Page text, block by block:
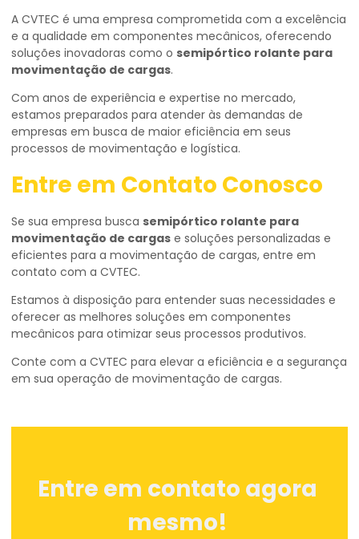
A CVTEC é uma empresa comprometida com a excelência
e a qualidade em componentes mecânicos, oferecendo
soluções inovadoras como o semipórtico rolante para
movimentação de cargas.
Com anos de experiência e expertise no mercado,
estamos preparados para atender às demandas de
empresas em busca de maior eficiência em seus
processos de movimentação e logística.
Entre em Contato Conosco
Se sua empresa busca semipórtico rolante para
movimentação de cargas e soluções personalizadas e
eficientes para a movimentação de cargas, entre em
contato com a CVTEC.
Estamos à disposição para entender suas necessidades e
oferecer as melhores soluções em componentes
mecânicos para otimizar seus processos produtivos.
Conte com a CVTEC para elevar a eficiência e a segurança
em sua operação de movimentação de cargas.
Entre em contato agora
mesmo!